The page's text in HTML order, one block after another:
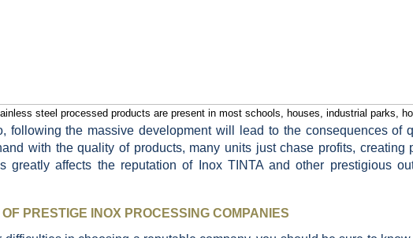
steel processed products are present in most schools, houses, industrial parks,
following the massive development will lead to the consequences of
with the quality of products, many units just chase profits, creating
greatly affects the reputation of Inox TINTA and other prestigious
PRESTIGE INOX PROCESSING COMPANIES